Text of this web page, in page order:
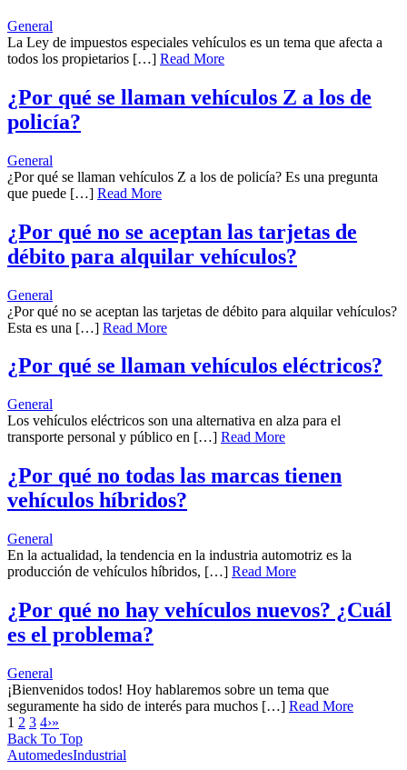
General
La Ley de impuestos especiales vehículos es un tema que afecta a
todos los propietarios […] Read More
¿Por qué se llaman vehículos Z a los de
policía?
General
¿Por qué se llaman vehículos Z a los de policía? Es una pregunta
que puede […] Read More
¿Por qué no se aceptan las tarjetas de
débito para alquilar vehículos?
General
¿Por qué no se aceptan las tarjetas de débito para alquilar vehículos?
Esta es una […] Read More
¿Por qué se llaman vehículos eléctricos?
General
Los vehículos eléctricos son una alternativa en alza para el
transporte personal y público en […] Read More
¿Por qué no todas las marcas tienen
vehículos híbridos?
General
En la actualidad, la tendencia en la industria automotriz es la
producción de vehículos híbridos, […] Read More
¿Por qué no hay vehículos nuevos? ¿Cuál
es el problema?
General
¡Bienvenidos todos! Hoy hablaremos sobre un tema que
seguramente ha sido de interés para muchos […] Read More
1 2 3 4›»
Back To Top
AutomedesIndustrial